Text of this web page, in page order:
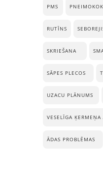
PMS
RUTĪNS
SKRIEŠANA
SĀPES PLECOS
UZACU PLĀNUMS
VESELĪGA ĶERMEŅA
ĀDAS PROBLĒMAS